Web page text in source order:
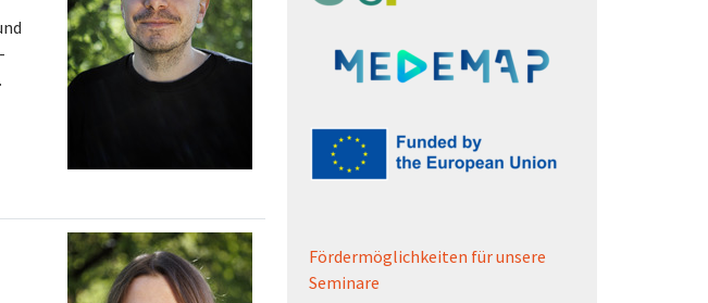
Fördermöglichkeiten für unsere
Seminare